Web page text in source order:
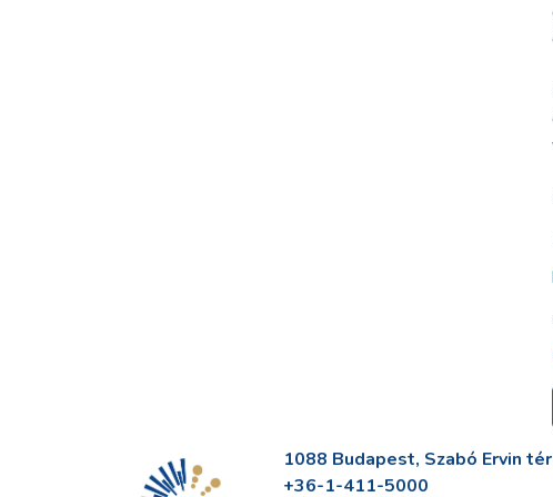
1088 Budapest, Szabó Ervin
+36-1-411-5000